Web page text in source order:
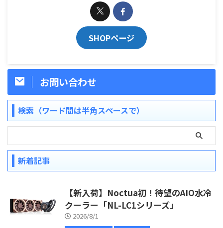
SHOPページ
お問い合わせ
検索（ワード間は半角スペースで）
新着記事
【新入荷】Noctua初！待望のAIO水冷
クーラー「NL-LC1シリーズ」
2026/8/1